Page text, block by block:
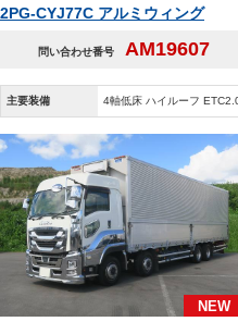
2PG-CYJ77C アルミウィング
問い合わせ番号 AM19607
主要装備 4軸低床 ハイルーフ
NEW